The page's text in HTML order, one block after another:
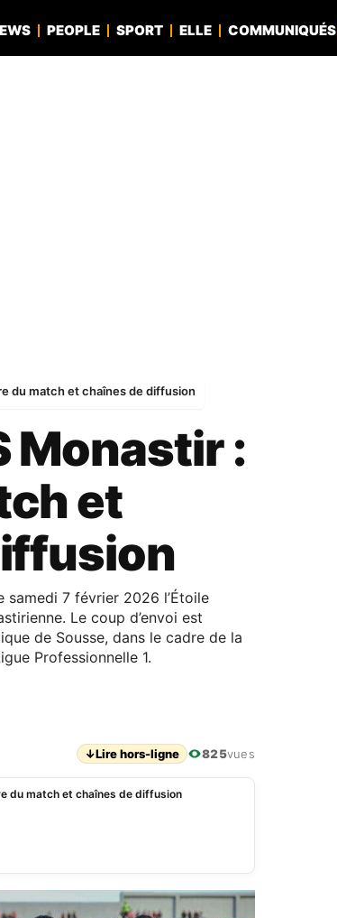
PEOPLE SPORT ELLE COMMUNIQUÉS
du match et chaînes de diffusion
Monastir :
et
7 février 2026 l’Étoile
Le coup d’envoi est
de Sousse, dans le cadre de la
Professionnelle 1.
↓Lire hors-ligne 825vues
du match et chaînes de diffusion